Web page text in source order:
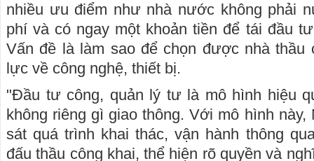
nhiều ưu điểm như nhà nước không phải
phí và có ngay một khoản tiền để tái đầu
Vấn đề là làm sao để chọn được nhà thầu
lực về công nghệ, thiết bị.
"Đầu tư công, quản lý tư là mô hình hiệu
không riêng gì giao thông. Với mô hình
sát quá trình khai thác, vận hành thông
đấu thầu công khai, thể hiện rõ quyền và